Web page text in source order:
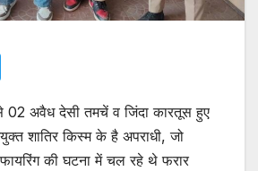
itt
er
अवैध देसी तमचें व जिंदा कारतूस हुए
शातिर किस्म के है अपराधी, जो
फायरिंग की घटना में चल रहे थे फरार